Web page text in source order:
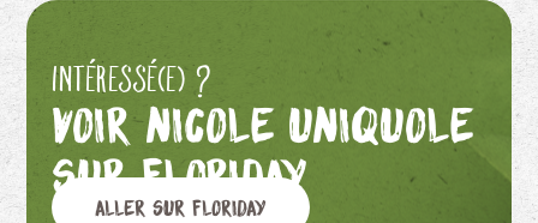
Intéressé(e) ?
Voir Nicole Uniquole
sur Floriday
Aller sur Floriday